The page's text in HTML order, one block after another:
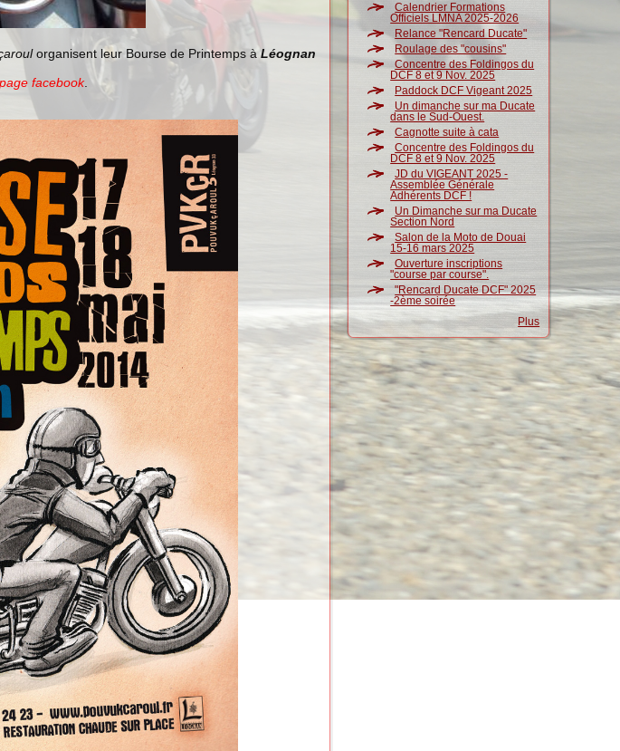
organisent leur Bourse de Printemps àLéognan
page facebook.
Calendrier Formations
Officiels LMNA 2025-2026
Relance "Rencard Ducate"
Roulage des "cousins"
Concentre des Foldingos du
DCF 8 et 9 Nov. 2025
Paddock DCF Vigeant 2025
Un dimanche sur ma Ducate
dans le Sud-Ouest.
Cagnotte suite à cata
Concentre des Foldingos du
DCF 8 et 9 Nov. 2025
JD du VIGEANT 2025 -
Assemblée Générale
Adhérents DCF !
Un Dimanche sur ma Ducate
Section Nord
Salon de la Moto de Douai
15-16 mars 2025
Ouverture inscriptions
"course par course".
"Rencard Ducate DCF" 2025
-2ème soirée
Plus